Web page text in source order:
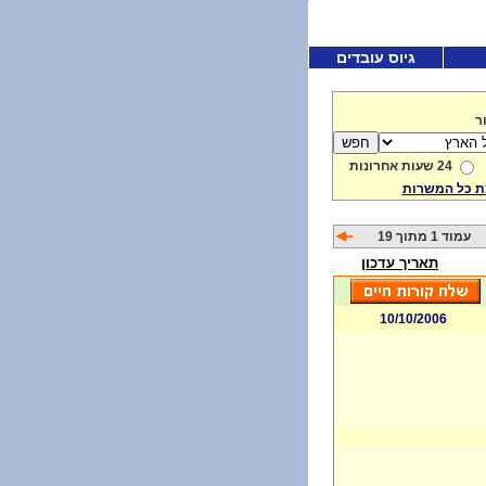
גיוס עובדים
24 שעות אחרונות
כל המשרות
עמוד 1 מתוך 19
תאריך עדכון
10/10/2006